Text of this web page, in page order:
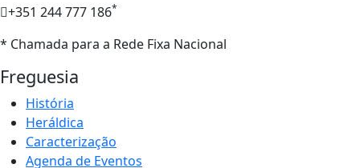
+351 244 777 186*
* Chamada para a Rede Fixa Nacional
Freguesia
História
Heráldica
Caracterização
Agenda de Eventos